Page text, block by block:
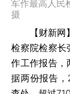
军作最高人民
摄
【财新网】
检察院检察长
作工作报告，
据两份报告